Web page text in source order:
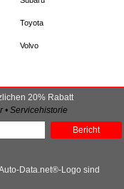
Toyota
Volvo
20% Rabatt
• Servicehistorie
Bericht
Data.net®-Logo sind